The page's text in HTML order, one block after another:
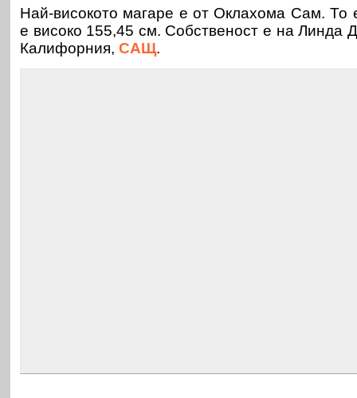
Най-високото магаре е от Оклахома Сам. То
е високо 155,45 см. Собственост е на Линда
Калифорния, САЩ.